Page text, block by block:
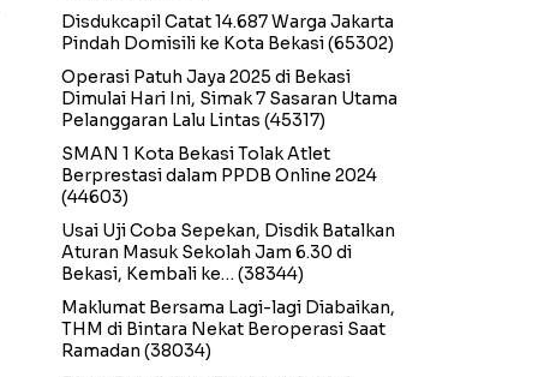
Disdukcapil Catat 14.687 Warga Jakarta
Pindah Domisili ke Kota Bekasi(65302)
Operasi Patuh Jaya 2025 di Bekasi
Dimulai Hari Ini, Simak 7 Sasaran Utama
Pelanggaran Lalu Lintas (45317)
SMAN 1 Kota Bekasi Tolak Atlet
Berprestasi dalam PPDB Online 2024
(44603)
Usai Uji Coba Sepekan, Disdik Batalkan
Aturan Masuk Sekolah Jam 6.30 di
Bekasi, Kembali ke… (38344)
Maklumat Bersama Lagi-lagi Diabaikan,
THM di Bintara Nekat Beroperasi Saat
Ramadan (38034)